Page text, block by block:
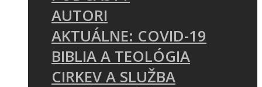
AUTORI
AKTUÁLNE: COVID-19
BIBLIA A TEOLÓGIA
CIRKEV A SLUŽBA